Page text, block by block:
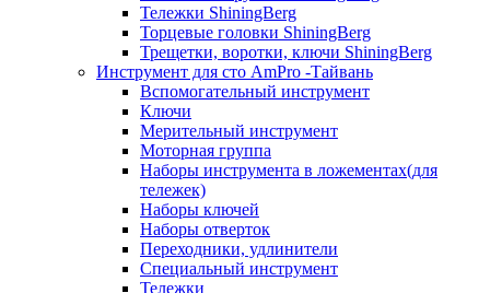
Тележки ShiningBerg
Торцевые головки ShiningBerg
Трещетки, воротки, ключи ShiningBerg
Инструмент для сто AmPro -Тайвань
Вспомогательный инструмент
Ключи
Мерительный инструмент
Моторная группа
Наборы инструмента в ложементах(для
тележек)
Наборы ключей
Наборы отверток
Переходники, удлинители
Специальный инструмент
Тележки